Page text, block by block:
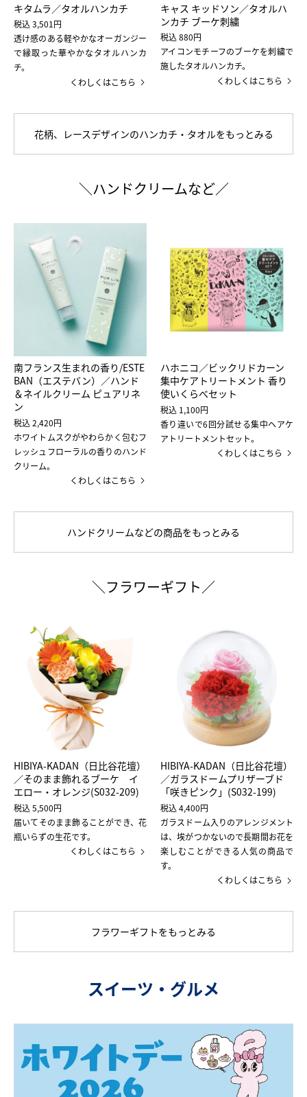
キタムラ／タオルハンカチ
税込 3,501円
透け感のある軽やかなオーガンジー
で縁取った華やかなタオルハンカ
チ。
くわしくはこちら
キャス キッドソン／タオルハ
ンカチ ブーケ刺繍
税込 880円
アイコンモチーフのブーケを刺繍で
施したタオルハンカチ。
くわしくはこちら
花柄、レースデザインのハンカチ・タオルをもっとみる
＼ハンドクリームなど／
南フランス生まれの香り/ESTE
BAN（エステバン）／ハンド
＆ネイルクリーム ピュアリネ
ン
税込 2,420円
ホワイトムスクがやわらかく包むフ
レッシュフローラルの香りのハンド
クリーム。
くわしくはこちら
ハホニコ／ビックリドカーン
集中ケアトリートメント 香り
使いくらべセット
税込 1,100円
香り違いで6回分試せる集中ヘアケ
アトリートメントセット。
くわしくはこちら
ハンドクリームなどの商品をもっとみる
＼フラワーギフト／
HIBIYA-KADAN（日比谷花壇）
／そのまま飾れるブーケ イ
エロー・オレンジ(S032-209)
税込 5,500円
届いてそのまま飾ることができ、花
瓶いらずの生花です。
くわしくはこちら
HIBIYA-KADAN（日比谷花壇）
／ガラスドームプリザーブド
「咲きピンク」(S032-199)
税込 4,400円
ガラスドーム入りのアレンジメント
は、埃がつかないので長期間お花を
楽しむことができる人気の商品で
す。
くわしくはこちら
フラワーギフトをもっとみる
スイーツ・グルメ